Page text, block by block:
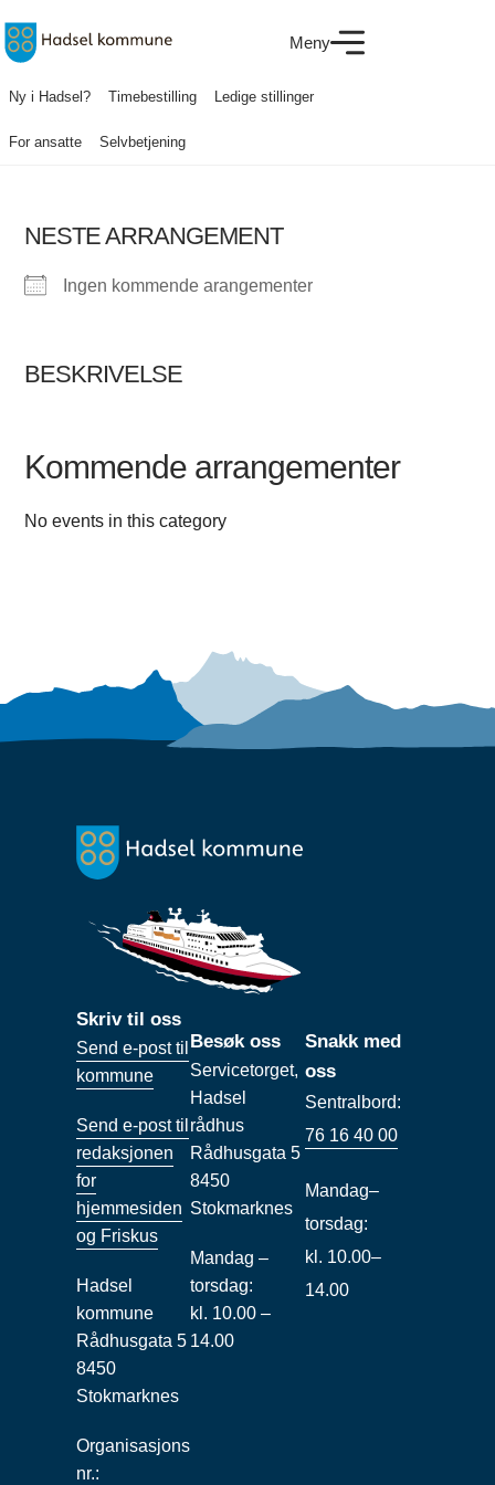
Meny
Ny i Hadsel? Timebestilling Ledige stillinger
For ansatte Selvbetjening
NESTE ARRANGEMENT
Ingen kommende arangementer
BESKRIVELSE
Kommende arrangementer
No events in this category
Skriv til oss
Send e-post til
kommune
Send e-post til
redaksjonen
for
hjemmesiden
og Friskus
Hadsel
kommune
Rådhusgata 5
8450
Stokmarknes
Organisasjons
nr.:
Besøk oss
Servicetorget,
Hadsel
rådhus
Rådhusgata 5
8450
Stokmarknes
Mandag –
torsdag:
kl. 10.00 –
14.00
Snakk med
oss
Sentralbord:
76 16 40 00
Mandag–
torsdag:
kl. 10.00–
14.00